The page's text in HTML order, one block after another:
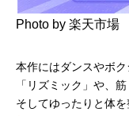
Photo by 楽天市場
本作にはダンスやボ
「リズミック」や、
そしてゆったりと体